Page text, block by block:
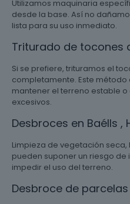
Utilizamos maquinaria
desde la base. Así no
lista para su uso inmediato.
Triturado de tocones
Si se prefiere, trituramos el
completamente. Este
mantener el terreno estable
excesivos.
Desbroces en Baélls ,
Limpieza de vegetación
pueden suponer un riesgo
impedir el uso del terreno.
Desbroce de parcelas